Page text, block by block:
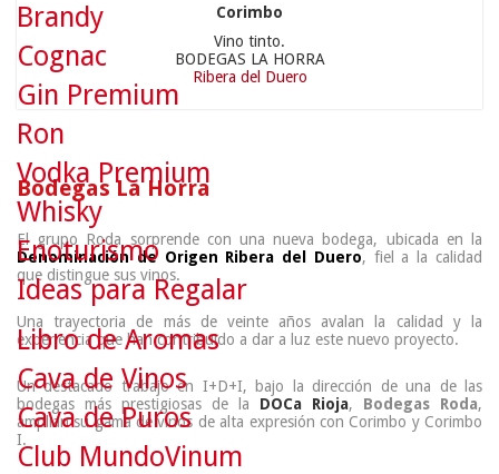
Corimbo
Vino tinto.
BODEGAS LA HORRA
Ribera del Duero
Bodegas La Horra
El grupo Roda sorprende con una nueva bodega, ubicada en la
Denominación de Origen Ribera del Duero, fiel a la calidad
que distingue sus vinos.
Una trayectoria de más de veinte años avalan la calidad y la
experiencia que han contribuido a dar a luz este nuevo proyecto.
Un destacado trabajo en I+D+I, bajo la dirección de una de las
bodegas más prestigiosas de la DOCa Rioja, Bodegas Roda,
amplian su gama de vinos de alta expresión con Corimbo y Corimbo
I.
Brandy
Cognac
Gin Premium
Ron
Vodka Premium
Whisky
Enoturismo
Ideas para Regalar
Libro de Aromas
Cava de Vinos
Cava de Puros
Club MundoVinum